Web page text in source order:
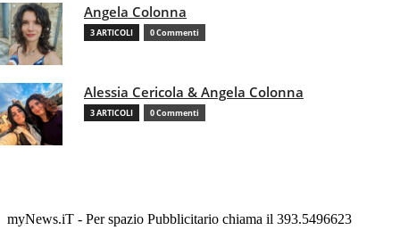
Angela Colonna
3 ARTICOLI 0 Commenti
Alessia Cericola & Angela Colonna
3 ARTICOLI 0 Commenti
myNews.iT - Per spazio Pubblicitario chiama il 393.5496623